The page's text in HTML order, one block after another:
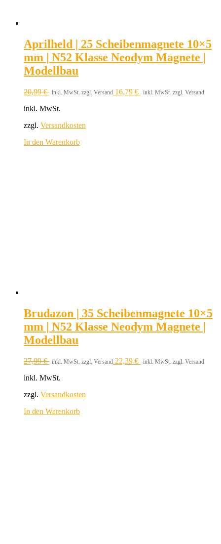
Aprilheld | 25 Scheibenmagnete 10×5
mm | N52 Klasse Neodym Magnete |
Modellbau
20,99€ inkl. MwSt. zzgl. Versand 16,79 € inkl. MwSt. zzgl. Versand
inkl. MwSt.
zzgl. Versandkosten
In den Warenkorb
Brudazon | 35 Scheibenmagnete 10×5
mm | N52 Klasse Neodym Magnete |
Modellbau
27,99€ inkl. MwSt. zzgl. Versand 22,39 € inkl. MwSt. zzgl. Versand
inkl. MwSt.
zzgl. Versandkosten
In den Warenkorb